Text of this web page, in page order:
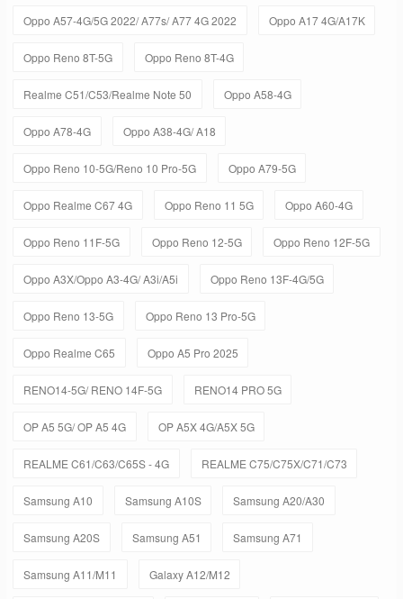
Oppo A57-4G/5G 2022/ A77s/ A77 4G 2022 Oppo A17 4G/A17K
Oppo Reno 8T-5G Oppo Reno 8T-4G
Realme C51/C53/Realme Note 50 Oppo A58-4G
Oppo A78-4G Oppo A38-4G/ A18
Oppo Reno 10-5G/Reno 10 Pro-5G Oppo A79-5G
Oppo Realme C67 4G Oppo Reno 11 5G Oppo A60-4G
Oppo Reno 11F-5G Oppo Reno 12-5G Oppo Reno 12F-5G
Oppo A3X/Oppo A3-4G/ A3i/A5i Oppo Reno 13F-4G/5G
Oppo Reno 13-5G Oppo Reno 13 Pro-5G
Oppo Realme C65 Oppo A5 Pro 2025
RENO14-5G/ RENO 14F-5G RENO14 PRO 5G
OP A5 5G/ OP A5 4G OP A5X 4G/A5X 5G
REALME C61/C63/C65S - 4G REALME C75/C75X/C71/C73
Samsung A10 Samsung A10S Samsung A20/A30
Samsung A20S Samsung A51 Samsung A71
Samsung A11/M11 Galaxy A12/M12